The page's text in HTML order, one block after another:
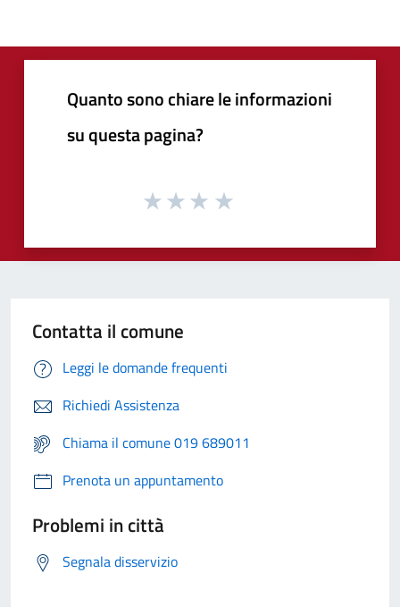
Quanto sono chiare le informazioni
su questa pagina?
Contatta il comune
Leggi le domande frequenti
Richiedi Assistenza
Chiama il comune 019 689011
Prenota un appuntamento
Problemi in città
Segnala disservizio